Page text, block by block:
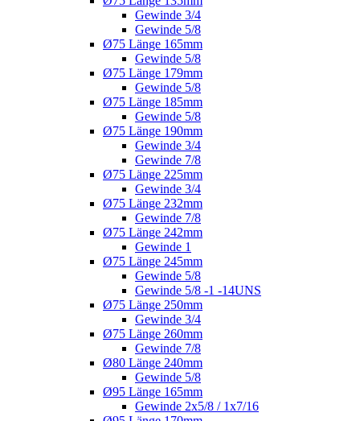
Gewinde 3/4
Gewinde 5/8
Ø75 Länge 165mm
Gewinde 5/8
Ø75 Länge 179mm
Gewinde 5/8
Ø75 Länge 185mm
Gewinde 5/8
Ø75 Länge 190mm
Gewinde 3/4
Gewinde 7/8
Ø75 Länge 225mm
Gewinde 3/4
Ø75 Länge 232mm
Gewinde 7/8
Ø75 Länge 242mm
Gewinde 1
Ø75 Länge 245mm
Gewinde 5/8
Gewinde 5/8 -1 -14UNS
Ø75 Länge 250mm
Gewinde 3/4
Ø75 Länge 260mm
Gewinde 7/8
Ø80 Länge 240mm
Gewinde 5/8
Ø95 Länge 165mm
Gewinde 2x5/8 / 1x7/16